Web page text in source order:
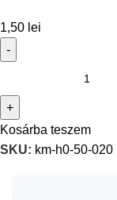
1,50 lei
Kosárba teszem
SKU: km-h0-50-020